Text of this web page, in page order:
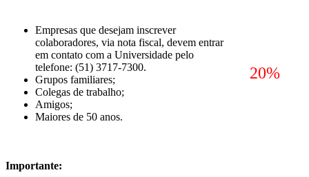
Empresas que desejam inscrever
colaboradores, via nota fiscal, devem entrar
em contato com a Universidade pelo
telefone: (51) 3717-7300.
Grupos familiares;
Colegas de trabalho;
Amigos;
Maiores de 50 anos.
20%
Importante: